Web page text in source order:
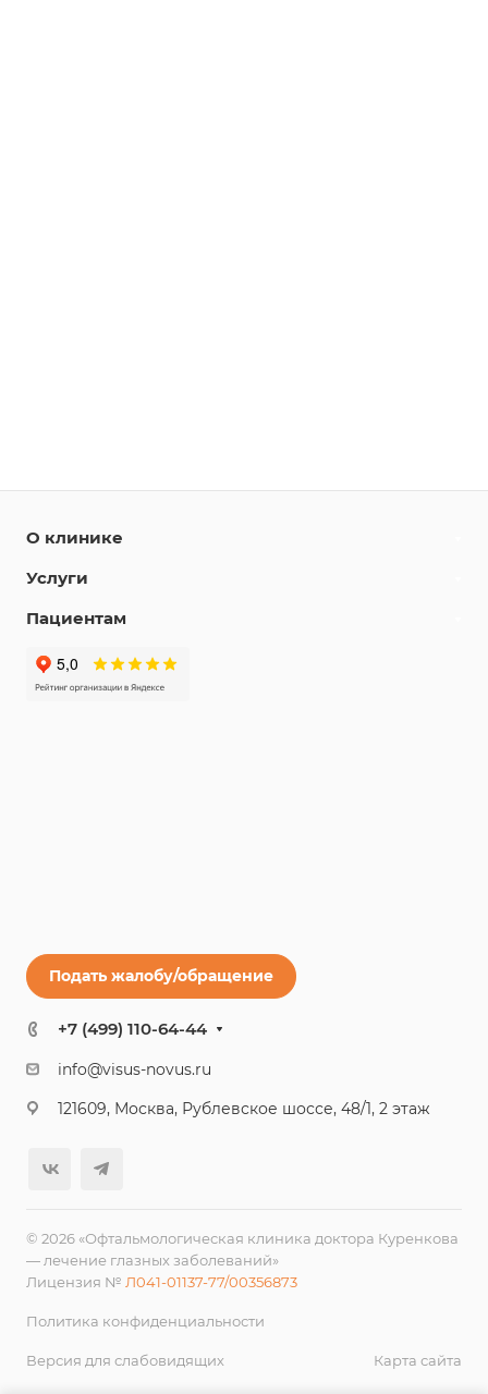
О клинике
Услуги
Пациентам
Подать жалобу/обращение
+7 (499) 110-64-44
info@visus-novus.ru
121609, Москва, Рублевское шоссе, 48/1, 2 этаж
© 2026 «Офтальмологическая клиника доктора Куренкова
— лечение глазных заболеваний»
Лицензия № Л041-01137-77/00356873
Политика конфиденциальности
Версия для слабовидящих Карта сайта